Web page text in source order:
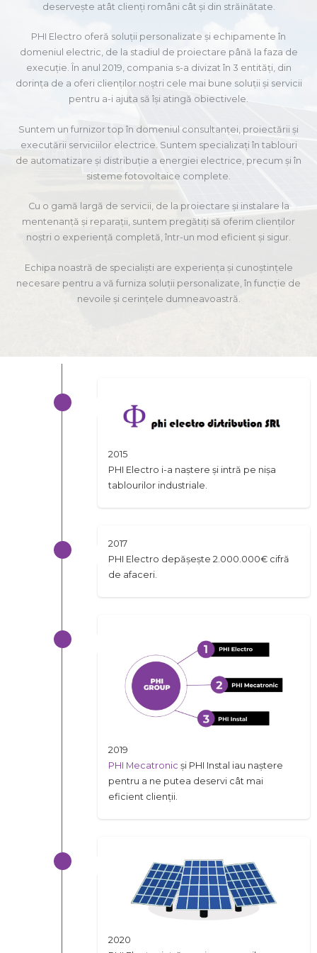
deservește atât clienți români cât și din străinătate.
PHI Electro oferă soluții personalizate și echipamente în
domeniul electric, de la stadiul de proiectare până la faza de
execuție. În anul 2019, compania s-a divizat în 3 entități, din
dorința de a oferi clienților noștri cele mai bune soluții și servicii
pentru a-i ajuta să își atingă obiectivele.
Suntem un furnizor top în domeniul consultanței, proiectării și
executării serviciilor electrice. Suntem specializați în tablouri
de automatizare și distribuție a energiei electrice, precum și în
sisteme fotovoltaice complete.
Cu o gamă largă de servicii, de la proiectare și instalare la
mentenanță și reparații, suntem pregătiți să oferim clienților
noștri o experiență completă, într-un mod eficient și sigur.
Echipa noastră de specialiști are experiența și cunoștințele
necesare pentru a vă furniza soluții personalizate, în funcție de
nevoile și cerințele dumneavoastră.
2015
PHI Electro i-a naștere și intră pe nișa
tablourilor industriale.
2017
PHI Electro depășește 2.000.000€ cifră
de afaceri.
2019
PHI Mecatronic și PHI Instal iau naștere
pentru a ne putea deservi cât mai
eficient clienții.
2020